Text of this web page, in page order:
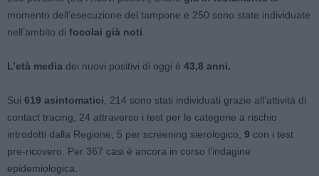
momento dell’esecuzione del tampone e 250 sono state individuate
nell’ambito di focolai già noti
L’età media dei nuovi positivi di oggi è 43,8 anni.
Sui 619 asintomatici , 214 sono stati individuati grazie all’attività di
contact tracing, 24 attraverso i test per le categorie a rischio
introdotti dalla Regione, 5 per screening sierologico, 9 con i test
pre-ricovero. Per 367 casi è ancora in corso l’indagine
epidemiologica.